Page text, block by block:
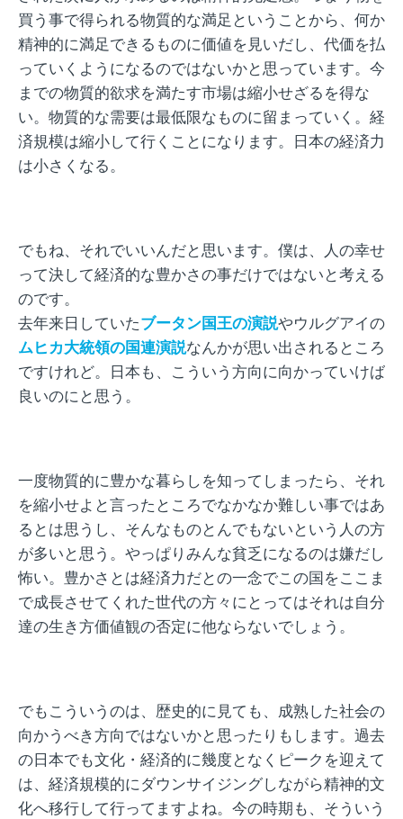
買う事で得られる物質的な満足ということから、何か
精神的に満足できるものに価値を見いだし、代価を払
っていくようになるのではないかと思っています。今
までの物質的欲求を満たす市場は縮小せざるを得な
い。物質的な需要は最低限なものに留まっていく。経
済規模は縮小して行くことになります。日本の経済力
は小さくなる。
でもね、それでいいんだと思います。僕は、人の幸せ
って決して経済的な豊かさの事だけではないと考える
のです。
去年来日していたブータン国王の演説やウルグアイの
ムヒカ大統領の国連演説なんかが思い出されるところ
ですけれど。日本も、こういう方向に向かっていけば
良いのにと思う。
一度物質的に豊かな暮らしを知ってしまったら、それ
を縮小せよと言ったところでなかなか難しい事ではあ
るとは思うし、そんなものとんでもないという人の方
が多いと思う。やっぱりみんな貧乏になるのは嫌だし
怖い。豊かさとは経済力だとの一念でこの国をここま
で成長させてくれた世代の方々にとってはそれは自分
達の生き方価値観の否定に他ならないでしょう。
でもこういうのは、歴史的に見ても、成熟した社会の
向かうべき方向ではないかと思ったりもします。過去
の日本でも文化・経済的に幾度となくピークを迎えて
は、経済規模的にダウンサイジングしながら精神的文
化へ移行して行ってますよね。今の時期も、そういう